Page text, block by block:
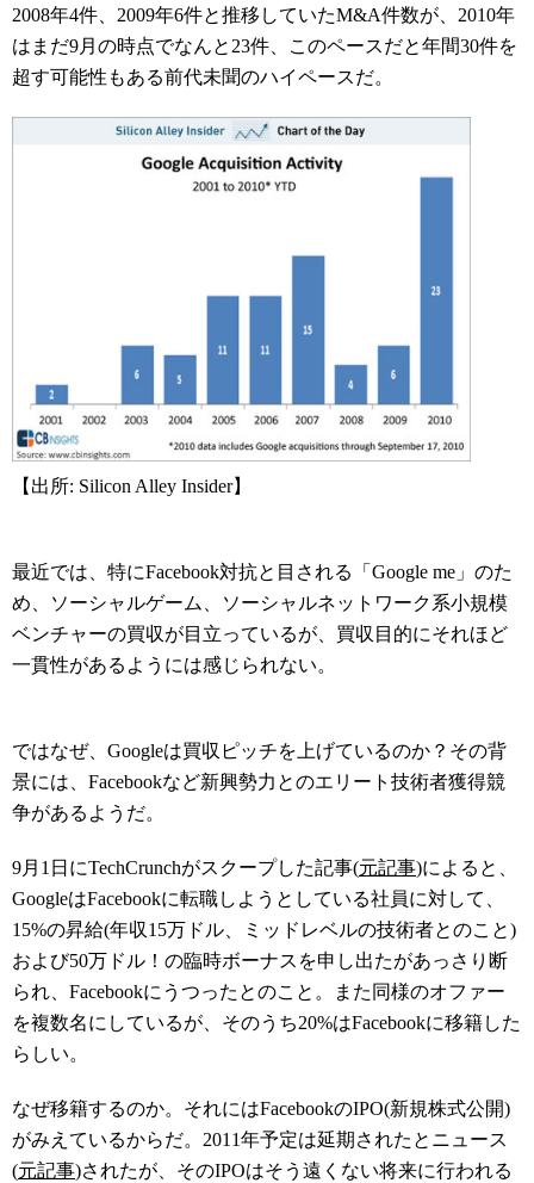
2008年4件、2009年6件と推移していたM&A件数が、2010年
はまだ9月の時点でなんと23件、このペースだと年間30件を
超す可能性もある前代未聞のハイペースだ。
【出所: Silicon Alley Insider】
最近では、特にFacebook対抗と目される「Google me」のた
め、ソーシャルゲーム、ソーシャルネットワーク系小規模
ベンチャーの買収が目立っているが、買収目的にそれほど
一貫性があるようには感じられない。
ではなぜ、Googleは買収ピッチを上げているのか？その背
景には、Facebookなど新興勢力とのエリート技術者獲得競
争があるようだ。
9月1日にTechCrunchがスクープした記事(元記事)によると、
GoogleはFacebookに転職しようとしている社員に対して、
15%の昇給(年収15万ドル、ミッドレベルの技術者とのこと)
および50万ドル！の臨時ボーナスを申し出たがあっさり断
られ、Facebookにうつったとのこと。また同様のオファー
を複数名にしているが、そのうち20%はFacebookに移籍した
らしい。
なぜ移籍するのか。それにはFacebookのIPO(新規株式公開)
がみえているからだ。2011年予定は延期されたとニュース
(元記事)されたが、そのIPOはそう遠くない将来に行われる